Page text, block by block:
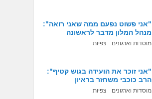
"אני פשוט נפעם ממה שאני רואה":
מנהל המלון מדבר לראשונה
מוסדות וארגונים צפיות
"אני זוכר את הועידה בגוש קטיף":
הרב כוכבי משחזר בראיון
מוסדות וארגונים צפיות